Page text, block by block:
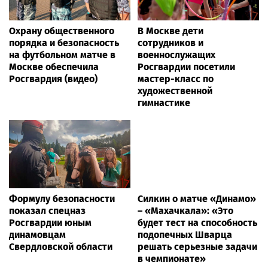
Охрану общественного
порядка и безопасность
на футбольном матче в
Москве обеспечила
Росгвардия (видео)
В Москве дети
сотрудников и
военнослужащих
Росгвардии посетили
мастер-класс по
художественной
гимнастике
Формулу безопасности
показал спецназ
Росгвардии юным
динамовцам
Свердловской области
Силкин о матче «Динамо»
– «Махачкала»: «Это
будет тест на способность
подопечных Шварца
решать серьезные задачи
в чемпионате»